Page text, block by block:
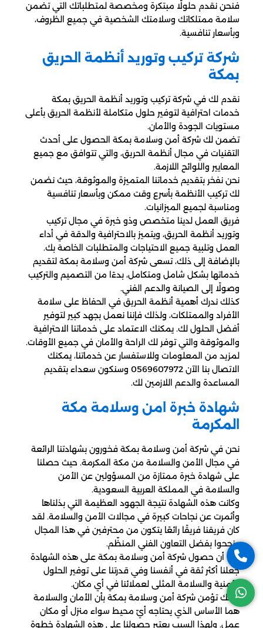
فنحن نقدم حلولًا مبتكرة ومخصصة لمتطلباتك التي تضمن
سلامة ممتلكاتك وسلامتك الشخصية في جميع الظروف،
وبأسعار تنافسية.
شركة تركيب وتوريد أنظمة الحريق
بمكة
نقدم لك في شركة تركيب وتوريد أنظمة الحريق بمكة
خدمات احترافية لتوفير حلول متكاملة لأنظمة الحريق بأعلى
مستويات الجودة والأمان.
تضمن لك شركة أمن وسلامة بمكة الحصول على أحدث
التقنيات في مجال أنظمة الحريق، والتي تتوافق مع جميع
المعايير واللوائح اللازمة.
نحن نفخر بتقديم خدماتنا المتميزة والموثوقة، حيث نضمن
لك تركيب الأنظمة بأسرع وقت ممكن وبأسعار تنافسية
ومناسبة لجميع الميزانيات.
فريق العمل لدينا متخصص وذو خبرة في مجال تركيب
وتوريد أنظمة الحريق، ويتميز بالاحترافية والدقة في أداء
العمل وتلبية جميع الاحتياجات والمتطلبات الخاصة بك.
بالإضافة إلى ذلك، تسعى شركة أمن وسلامة بمكة لتقديم
خدماتها بشكل شامل ومتكامل، بدءًا من التصميم والتركيب
وصولًا إلى الصيانة والدعم الفني.
كذلك ندرك أهمية أنظمة الحريق في الحفاظ على سلامة
الأفراد والممتلكات، ولذلك فإننا نعمل بجهد كبير لتوفير
أفضل الحلول لك. يمكنك الاعتماد على خدماتنا الاحترافية
والموثوقة والتي توفر لك الراحة والأمان في جميع الأوقات.
لمزيد من المعلومات وللاستفسار عن خدماتنا، يمكنك
الاتصال بنا الآن 0569607972 وسنكون سعداء بتقديم
المساعدة والدعم اللازمين لك.
شهادة خبرة امن وسلامة مكة
المكرمة
نحن في شركة أمن وسلامة بمكة فخورون بشهادتنا الرائعة
في مجال الأمن والسلامة من مكة المكرمة. حيث حصلنا
على شهادة خبرة ممتازة من المسؤولين عن الأمن
والسلامة في المملكة العربية السعودية.
وكانت هذه الشهادة نتيجة الجهود العظيمة التي بذلناها
وأثمرت عن نجاحات كبيرة في مجالات الأمن والسلامة. لقد
كان فريقنا فريقًا رائعًا يتكون من محترفين في هذا المجال
ونجحوا بفضل التعاون الفني المنظّم.
كما أن حصول شركة أمن وسلامة بمكة على هذه الشهادة
جعلنا أكثر ثقة في أنفسنا وفي قدرتنا على توفير الحلول
الأمنية والسلامة المثلى لعملائنا في أي مكان.
كذلك تؤمن شركة أمن وسلامة بمكة بأن الأمان والسلامة
هما الأساس الذي يحتاجه أيّ محيط سواء منزل أو مكان
عمل. ولهذا السبب يعتبر حصولنا على هذه الشهادة خطوة